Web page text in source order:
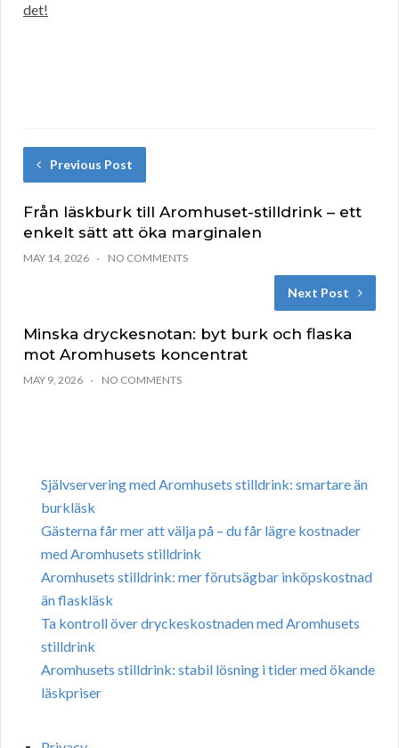
det!
Previous Post
Från läskburk till Aromhuset-stilldrink – ett
enkelt sätt att öka marginalen
MAY 14, 2026 NO COMMENTS
Next Post
Minska dryckesnotan: byt burk och flaska
mot Aromhusets koncentrat
MAY 9, 2026 NO COMMENTS
Självservering med Aromhusets stilldrink: smartare än
burkläsk
Gästerna får mer att välja på – du får lägre kostnader
med Aromhusets stilldrink
Aromhusets stilldrink: mer förutsägbar inköpskostnad
än flaskläsk
Ta kontroll över dryckeskostnaden med Aromhusets
stilldrink
Aromhusets stilldrink: stabil lösning i tider med ökande
läskpriser